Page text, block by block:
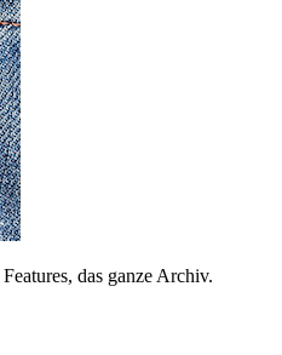
das ganze Archiv.